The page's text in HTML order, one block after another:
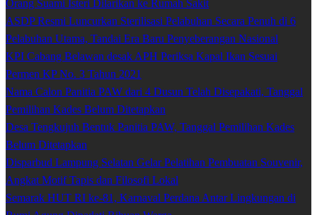
Orang Suami Isteri Dilarikan ke Rumah Sakit
ASDP Resmi Luncurkan Sterilisasi Pelabuhan Secara Penuh di 6
Pelabuhan Utama, Tandai Era Baru Penyeberangan Nasional
KPI Cabang Belawan desak APH Periksa Kapal Ikan Sesuai
Permen KP No. 3 Tahun 2021
Nama Calon Panitia PAW dari 4 Dusun Telah Disepakati, Tanggal
Pemilihan Kades Belum Ditetapkan
Desa Tengkujuh Bentuk Panitia PAW, Tanggal Pemilihan Kades
Belum Ditetapkan
Disparbud Lampung Selatan Gelar Pelatihan Pembuatan Souvenir,
Angkat Motif Tapis dan Filosofi Lokal
Semarak HUT RI ke-81, Karnaval Perdana Antar Lingkungan di